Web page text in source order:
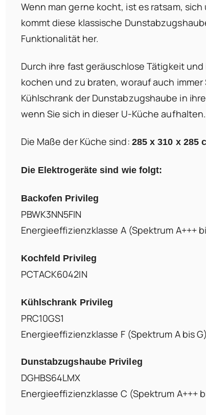
Wenn man gerne kocht, ist es ratsam,
kommt diese klassische
Funktionalität her.
Durch ihre fast geräuschlose Tätigkeit
kochen und zu braten, worauf auch
Kühlschrank der Dunstabzugshaube in
wenn Sie sich in dieser U-Küche aufhalten.
Die Maße der Küche sind: 285 x 310 x 285
Die Elektrogeräte sind wie folgt:
Backofen Privileg
PBWK3NN5FIN
Energieeffizienzklasse A (Spektrum A+++
Kochfeld Privileg
PCTACK6042IN
Kühlschrank Privileg
PRC10GS1
Energieeffizienzklasse F (Spektrum A bis
Dunstabzugshaube Privileg
DGHBS64LMX
Energieeffizienzklasse C (Spektrum A+++